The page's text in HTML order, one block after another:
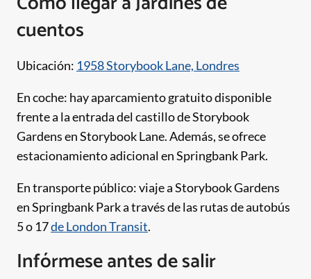
cuentos
Ubicación: 1958 Storybook Lane, Londres
En coche: hay aparcamiento gratuito disponible
frente a la entrada del castillo de Storybook
Gardens en Storybook Lane. Además, se ofrece
estacionamiento adicional en Springbank Park.
En transporte público: viaje a Storybook Gardens
en Springbank Park a través de las rutas de autobús
5 o 17de London Transit.
Infórmese antes de salir